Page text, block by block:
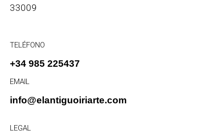
33009
TELÉFONO
+34 985 225437
EMAIL
info@elantiguoiriarte.com
LEGAL